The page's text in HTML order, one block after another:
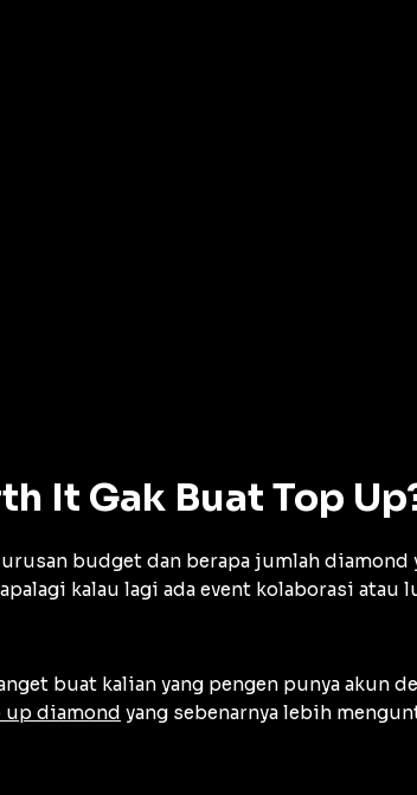
It Gak Buat Top
budget dan berapa jumlah diamond
kalau lagi ada event kolaborasi atau
buat kalian yang pengen punya akun
up diamond yang sebenarnya lebih